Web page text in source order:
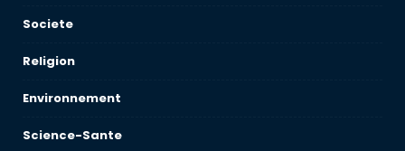
Societe
Religion
Environnement
Science-Sante